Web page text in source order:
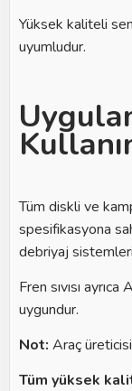
Yüksek kaliteli
uyumludur.
Tüm diskli ve
spesifikasyona
debriyaj
Fren sıvısı
uygundur.
Not: Araç
Tüm yüksek